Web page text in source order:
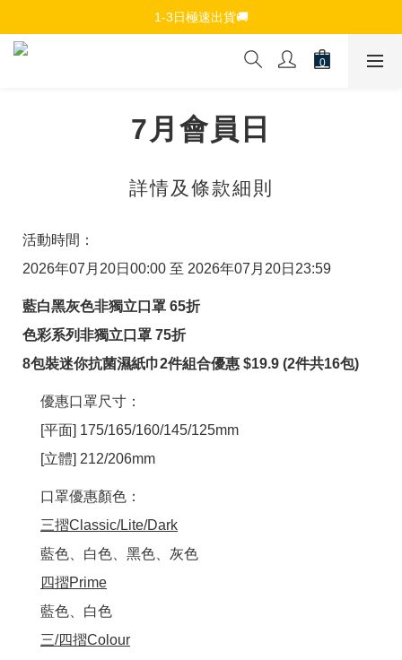
免費註冊會員，$150免運優惠
1-3日極速出貨🚚
追蹤Channel接收WhatsApp優惠通知
7月會員日
詳情及條款細則
活動時間：
2026年07月20日00:00 至 2026年07月20日23:59
藍白黑灰色非獨立口罩 65折
色彩系列非獨立口罩 75折
8包裝迷你抗菌濕紙巾2件組合優惠 $19.9 (2件共16包)
優惠口罩尺寸：
[平面] 175/165/160/145/125mm
[立體] 212/206mm
口罩優惠顏色：
三摺Classic/Lite/Dark
藍色、白色、黑色、灰色
四摺Prime
藍色、白色
三/四摺Colour